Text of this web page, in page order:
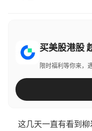
买美股港股
限时福利等你来，
这几天一直有看到柳